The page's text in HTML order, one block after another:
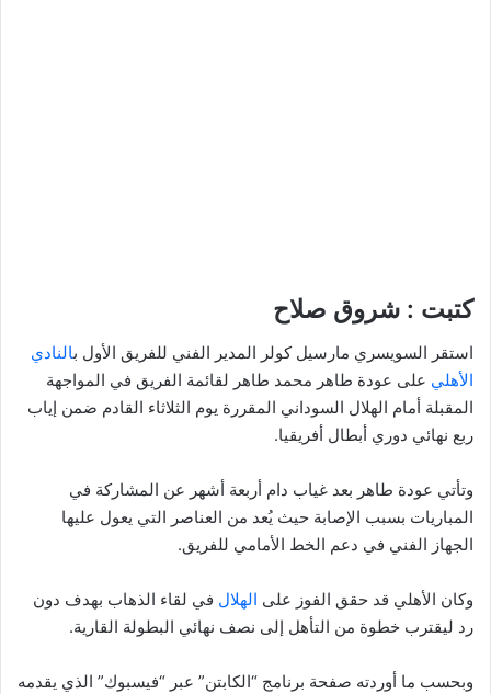
كتبت : شروق صلاح
استقر السويسري مارسيل كولر المدير الفني للفريق الأول بالنادي
الأهلي على عودة طاهر محمد طاهر لقائمة الفريق في المواجهة
المقبلة أمام الهلال السوداني المقررة يوم الثلاثاء القادم ضمن إياب
ربع نهائي دوري أبطال أفريقيا.
وتأتي عودة طاهر بعد غياب دام أربعة أشهر عن المشاركة في
المباريات بسبب الإصابة حيث يُعد من العناصر التي يعول عليها
الجهاز الفني في دعم الخط الأمامي للفريق.
وكان الأهلي قد حقق الفوز على الهلال في لقاء الذهاب بهدف دون
رد ليقترب خطوة من التأهل إلى نصف نهائي البطولة القارية.
وبحسب ما أوردته صفحة برنامج “الكابتن” عبر “فيسبوك” الذي يقدمه